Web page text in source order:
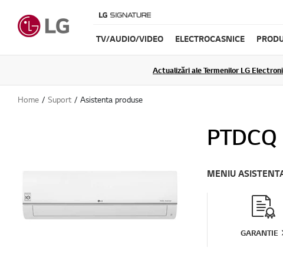
TV/AUDIO/VIDEO ELECTROCASNICE
Actualizări ale Termenilor LG
Home Suport Asistenta produse
PTDCQ
MENIU
GARANTIE